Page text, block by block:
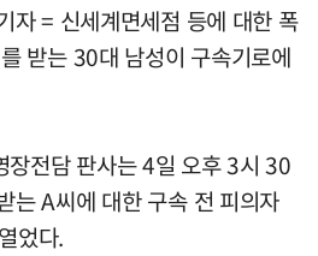
자 = 신세계면세점 등에 대한 폭
받는 30대 남성이 구속기로에
장전담 판사는 4일 오후 3시 30
는 A씨에 대한 구속 전 피의자
었다.